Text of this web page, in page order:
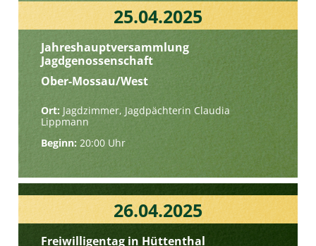
25.04.2025
Jahreshauptversammlung
Jagdgenossenschaft
Ober-Mossau/West
Ort: Jagdzimmer, Jagdpächterin Claudia
Lippmann
Beginn: 20:00 Uhr
26.04.2025
Freiwilligentag in Hüttenthal